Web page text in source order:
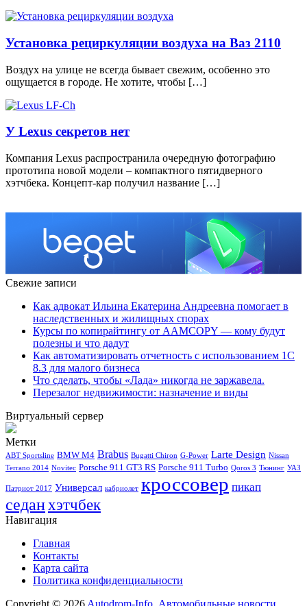
Установка рециркуляции воздуха на Ваз 2110
Воздух на улице не всегда бывает свежим, особенно это
ощущается в городе. Не хотите, чтобы […]
У Lexus секретов нет
Компания Lexus распространила очередную фотографию
прототипа новой модели – компактного пятидверного
хэтчбека. Концепт-кар получил название […]
Свежие записи
Как адвокат Ильина Екатерина Андреевна помогает в
наследственных и жилищных спорах
Курсы по копирайтингу от AAMCOPY — кому будут
полезны и что дадут
Как автоматизировать отчетность с использованием 1С
8.3 для малого бизнеса
Что сделать, чтобы «Лада» никогда не заржавела.
Перезалог недвижимости: назначение и виды
Виртуальный сервер
Метки
ABT Sportsline BMW M4 Brabus Bugatti Chiron G-Power Larte Design Nissan
Terrano 2014 Novitec Porsche 911 GT3 RS Porsche 911 Turbo Qoros 3 Тюнинг УАЗ
Патриот 2017 Универсал кабриолет кроссовер пикап
седанхэтчбек
Навигация
Главная
Контакты
Карта сайта
Политика конфиденциальности
Copyright © 2026 Autodrom-Info. Автомобильные новости,